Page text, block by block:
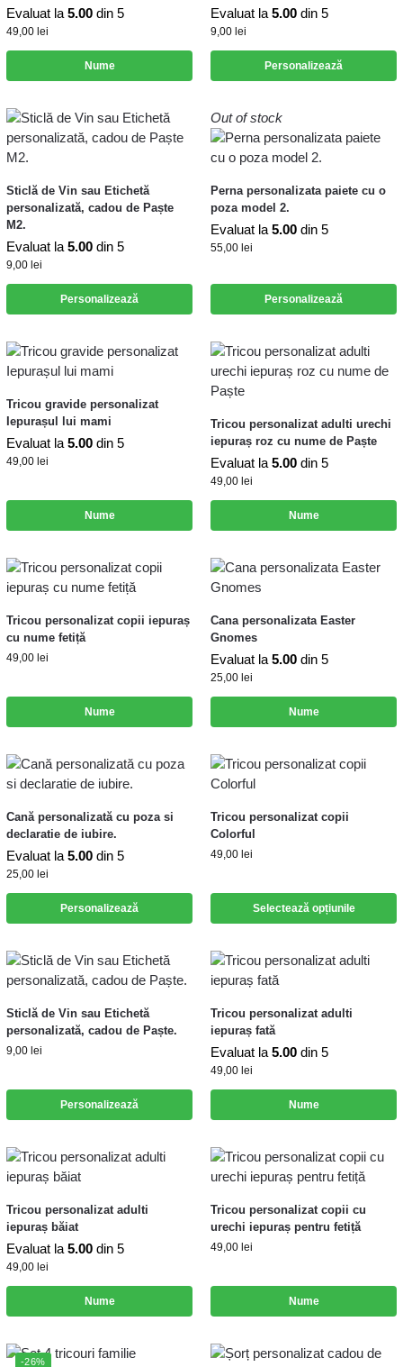
Evaluat la 5.00 din 5
49,00 lei
Nume
Evaluat la 5.00 din 5
9,00 lei
Personalizează
Sticlă de Vin sau Etichetă
personalizată, cadou de Paște
M2.
Evaluat la 5.00 din 5
9,00 lei
Personalizează
Out of stock
Perna personalizata paiete cu o
poza model 2.
Evaluat la 5.00 din 5
55,00 lei
Personalizează
Tricou gravide personalizat
Iepurașul lui mami
Evaluat la 5.00 din 5
49,00 lei
Nume
Tricou personalizat adulti urechi
iepuraș roz cu nume de Paște
Evaluat la 5.00 din 5
49,00 lei
Nume
Tricou personalizat copii iepuraș
cu nume fetiță
49,00 lei
Nume
Cana personalizata Easter
Gnomes
Evaluat la 5.00 din 5
25,00 lei
Nume
Cană personalizată cu poza si
declaratie de iubire.
Evaluat la 5.00 din 5
25,00 lei
Personalizează
Tricou personalizat copii
Colorful
49,00 lei
Selectează opțiunile
Sticlă de Vin sau Etichetă
personalizată, cadou de Paște.
9,00 lei
Personalizează
Tricou personalizat adulti
iepuraș fată
Evaluat la 5.00 din 5
49,00 lei
Nume
Tricou personalizat adulti
iepuraș băiat
Evaluat la 5.00 din 5
49,00 lei
Nume
Tricou personalizat copii cu
urechi iepuraș pentru fetiță
49,00 lei
Nume
-26%